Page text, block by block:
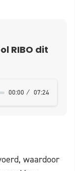
RIBO dit
00:00 07:24
waardoor